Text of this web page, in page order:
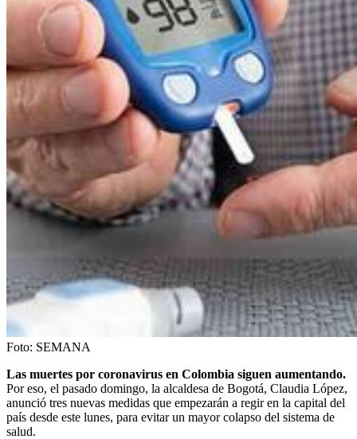
Foto: SEMANA
Las muertes por coronavirus en Colombia siguen aumentando.
Por eso, el pasado domingo, la alcaldesa de Bogotá, Claudia López,
anunció tres nuevas medidas que empezarán a regir en la capital del
país desde este lunes, para evitar un mayor colapso del sistema de
salud.